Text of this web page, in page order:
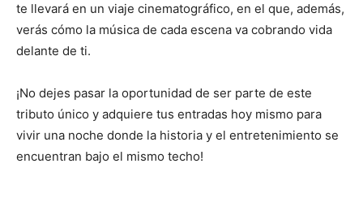
te llevará en un viaje cinematográfico, en el que, además,
verás cómo la música de cada escena va cobrando vida
delante de ti.
¡No dejes pasar la oportunidad de ser parte de este
tributo único y adquiere tus entradas hoy mismo para
vivir una noche donde la historia y el entretenimiento se
encuentran bajo el mismo techo!